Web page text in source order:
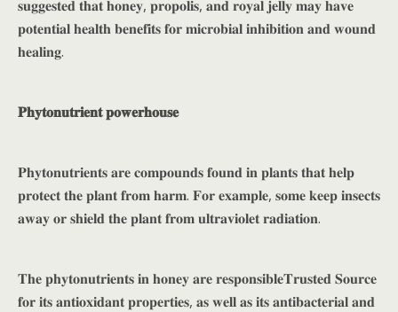
𝐬𝐮𝐠𝐠𝐞𝐬𝐭𝐞𝐝 𝐭𝐡𝐚𝐭 𝐡𝐨𝐧𝐞𝐲, 𝐩𝐫𝐨𝐩𝐨𝐥𝐢𝐬, 𝐚𝐧𝐝 𝐫𝐨𝐲𝐚𝐥 𝐣𝐞𝐥𝐥𝐲 𝐦𝐚𝐲 𝐡𝐚𝐯𝐞
𝐩𝐨𝐭𝐞𝐧𝐭𝐢𝐚𝐥 𝐡𝐞𝐚𝐥𝐭𝐡 𝐛𝐞𝐧𝐞𝐟𝐢𝐭𝐬 𝐟𝐨𝐫 𝐦𝐢𝐜𝐫𝐨𝐛𝐢𝐚𝐥 𝐢𝐧𝐡𝐢𝐛𝐢𝐭𝐢𝐨𝐧 𝐚𝐧𝐝 𝐰𝐨𝐮𝐧𝐝
𝐡𝐞𝐚𝐥𝐢𝐧𝐠.
𝐏𝐡𝐲𝐭𝐨𝐧𝐮𝐭𝐫𝐢𝐞𝐧𝐭 𝐩𝐨𝐰𝐞𝐫𝐡𝐨𝐮𝐬𝐞
𝐏𝐡𝐲𝐭𝐨𝐧𝐮𝐭𝐫𝐢𝐞𝐧𝐭𝐬 𝐚𝐫𝐞 𝐜𝐨𝐦𝐩𝐨𝐮𝐧𝐝𝐬 𝐟𝐨𝐮𝐧𝐝 𝐢𝐧 𝐩𝐥𝐚𝐧𝐭𝐬 𝐭𝐡𝐚𝐭 𝐡𝐞𝐥𝐩
𝐩𝐫𝐨𝐭𝐞𝐜𝐭 𝐭𝐡𝐞 𝐩𝐥𝐚𝐧𝐭 𝐟𝐫𝐨𝐦 𝐡𝐚𝐫𝐦. 𝐅𝐨𝐫 𝐞𝐱𝐚𝐦𝐩𝐥𝐞, 𝐬𝐨𝐦𝐞 𝐤𝐞𝐞𝐩 𝐢𝐧𝐬𝐞𝐜𝐭𝐬
𝐚𝐰𝐚𝐲 𝐨𝐫 𝐬𝐡𝐢𝐞𝐥𝐝 𝐭𝐡𝐞 𝐩𝐥𝐚𝐧𝐭 𝐟𝐫𝐨𝐦 𝐮𝐥𝐭𝐫𝐚𝐯𝐢𝐨𝐥𝐞𝐭 𝐫𝐚𝐝𝐢𝐚𝐭𝐢𝐨𝐧.
𝐓𝐡𝐞 𝐩𝐡𝐲𝐭𝐨𝐧𝐮𝐭𝐫𝐢𝐞𝐧𝐭𝐬 𝐢𝐧 𝐡𝐨𝐧𝐞𝐲 𝐚𝐫𝐞 𝐫𝐞𝐬𝐩𝐨𝐧𝐬𝐢𝐛𝐥𝐞𝐓𝐫𝐮𝐬𝐭𝐞𝐝 𝐒𝐨𝐮𝐫𝐜𝐞
𝐟𝐨𝐫 𝐢𝐭𝐬 𝐚𝐧𝐭𝐢𝐨𝐱𝐢𝐝𝐚𝐧𝐭 𝐩𝐫𝐨𝐩𝐞𝐫𝐭𝐢𝐞𝐬, 𝐚𝐬 𝐰𝐞𝐥𝐥 𝐚𝐬 𝐢𝐭𝐬 𝐚𝐧𝐭𝐢𝐛𝐚𝐜𝐭𝐞𝐫𝐢𝐚𝐥 𝐚𝐧𝐝